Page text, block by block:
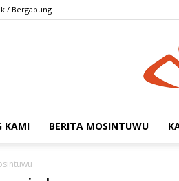
/ Bergabung
KAMI BERITA MOSINTUWU